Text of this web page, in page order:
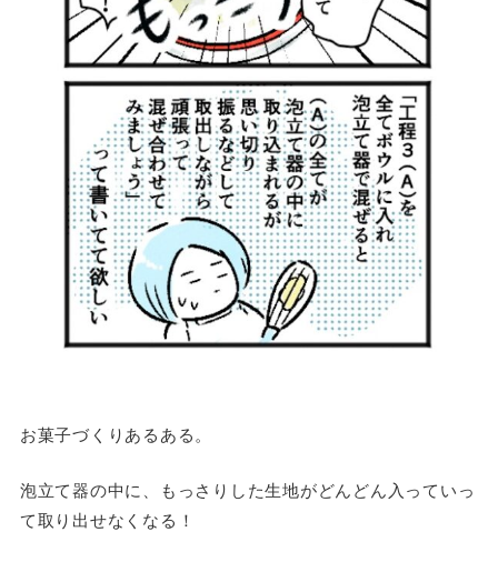
お菓子づくりあるある。
泡立て器の中に、もっさりした生地がどんどん入っていっ
て取り出せなくなる！